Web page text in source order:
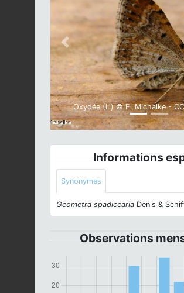
Oxydée (L') © F. Michalke -
Previous
Informations
Synonymes
Geometra spadicearia Denis &
Observations